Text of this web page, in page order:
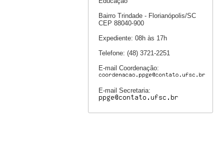
Bairro Trindade - Florianópolis/SC
CEP 88040-900
Expediente: 08h às 17h
Telefone: (48) 3721-2251
E-mail Coordenação:
E-mail Secretaria: